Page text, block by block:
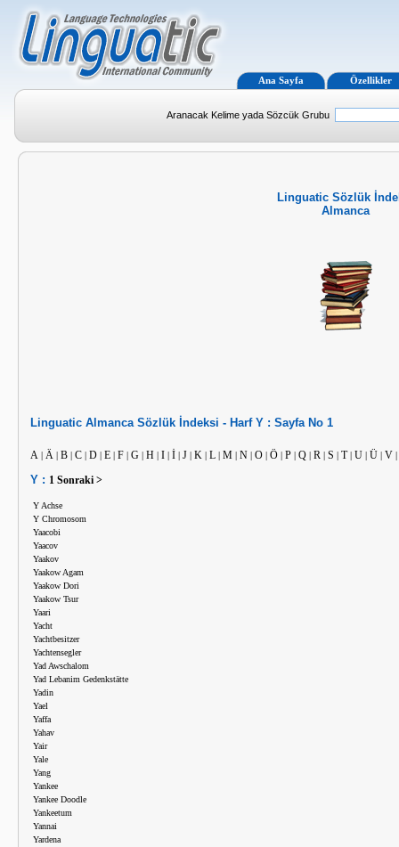
Ana Sayfa Özellikler
Aranacak Kelime yada Sözcük Grubu
Linguatic Sözlük
Almanca
Linguatic Almanca Sözlük İndeksi - Harf Y : Sayfa No 1
A | Ä | B | C | D | E | F | G | H | I | İ | J | K | L | M | N | O | Ö | P | Q | R | S | T| U | Ü | V |
Y : 1 Sonraki >
Y Achse
Y Chromosom
Yaacobi
Yaacov
Yaakov
Yaakow Agam
Yaakow Dori
Yaakow Tsur
Yaari
Yacht
Yachtbesitzer
Yachtensegler
Yad Awschalom
Yad Lebanim Gedenkstätte
Yadin
Yael
Yaffa
Yahav
Yair
Yale
Yang
Yankee
Yankee Doodle
Yankeetum
Yannai
Yardena